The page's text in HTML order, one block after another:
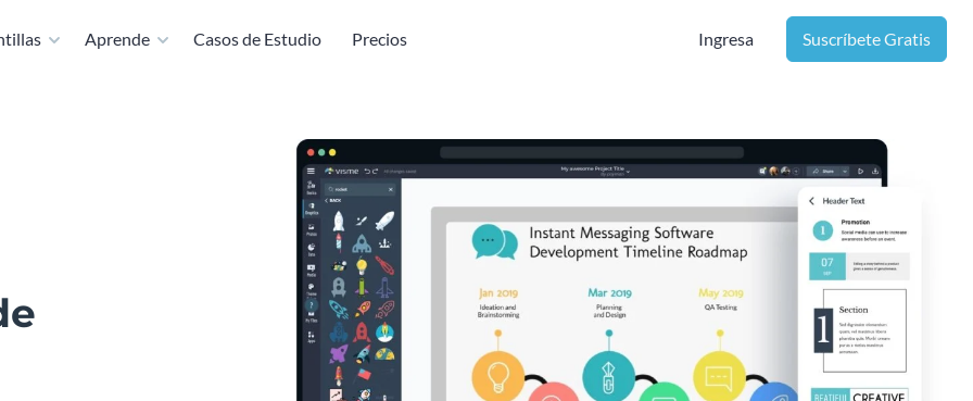
Aprende Casos de Estudio Precios Ingresa Suscríbete Gratis